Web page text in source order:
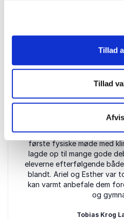
Tillad
Tillad
Afvis
5ud af5
Ariel og Esther leverede
EUX-eleverne på
til en god Q&A
med eleverne, som både
og til klimaaktivisme.
eleverne i klasserne, hvor
første fysiske møde med
lagde op til mange gode
eleverne efterfølgende
blandt. Ariel og Esther var
kan varmt anbefale dem
og
Tobias Krog